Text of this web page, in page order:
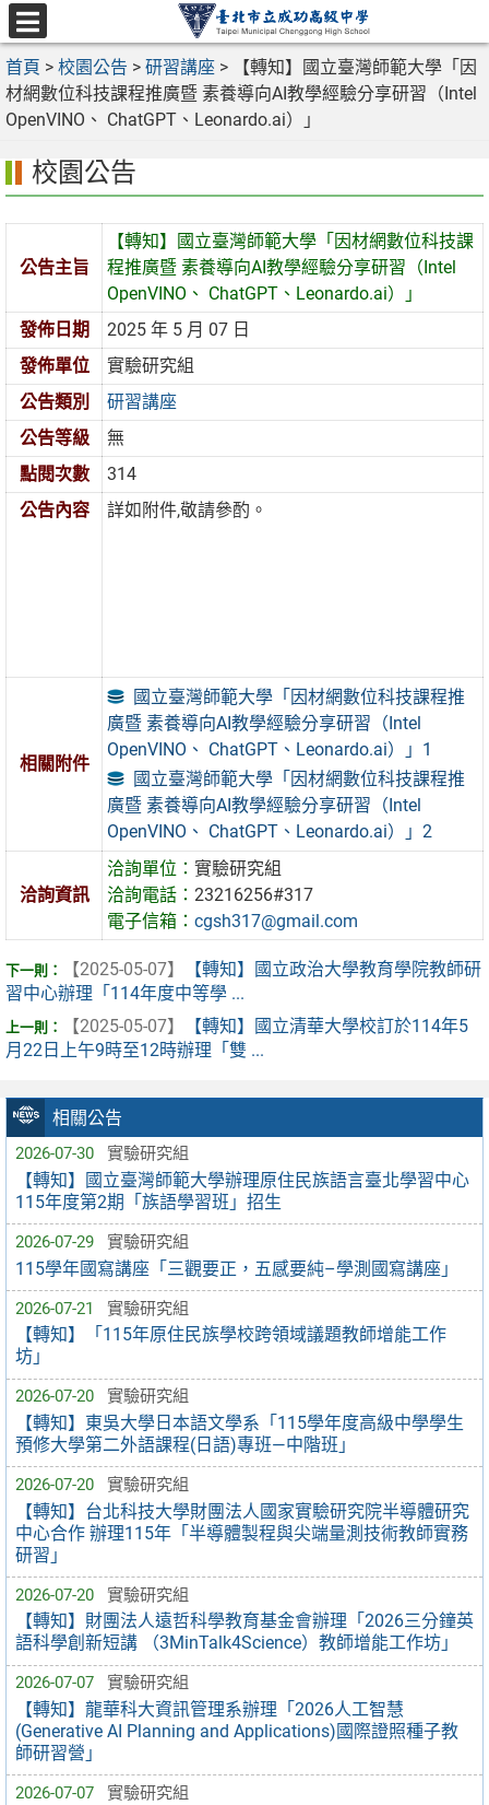
跳
至
主
要
內
選
單
首頁 > 校園公告 > 研習講座 >
【轉知】國立臺灣師範大學「因
材網數位科技課程推廣暨 素養導向AI教學經驗分享研習（Intel
OpenVINO、 ChatGPT、Leonardo.ai）」
相關公告
2026-07-30 實驗研究組
【轉知】國立臺灣師範大學辦理原住民族語言臺北學習中心
115年度第2期「族語學習班」招生
2026-07-29 實驗研究組
115學年國寫講座「三觀要正，五感要純–學測國寫講座」
2026-07-21 實驗研究組
【轉知】「115年原住民族學校跨領域議題教師增能工作
坊」
2026-07-20 實驗研究組
【轉知】東吳大學日本語文學系「115學年度高級中學學生
預修大學第二外語課程(日語)專班—中階班」
2026-07-20 實驗研究組
【轉知】台北科技大學財團法人國家實驗研究院半導體研究
中心合作 辦理115年「半導體製程與尖端量測技術教師實務
研習」
2026-07-20 實驗研究組
【轉知】財團法人遠哲科學教育基金會辦理「2026三分鐘英
語科學創新短講 （3MinTalk4Science）教師增能工作坊」
2026-07-07 實驗研究組
【轉知】龍華科大資訊管理系辦理「2026人工智慧
(Generative AI Planning and Applications)國際證照種子教
師研習營」
2026-07-07 實驗研究組
校園公告
公告主旨
【轉知】國立臺灣師範大學「因材網數位科技課
程推廣暨 素養導向AI教學經驗分享研習（Intel
OpenVINO、 ChatGPT、Leonardo.ai）」
發佈日期
2025 年 5 月 07 日
發佈單位
實驗研究組
公告類別
研習講座
公告等級
無
點閱次數
314
公告內容
詳如附件,敬請參酌。
相關附件
國立臺灣師範大學「因材網數位科技課程推
廣暨 素養導向AI教學經驗分享研習（Intel
OpenVINO、 ChatGPT、Leonardo.ai）」1
國立臺灣師範大學「因材網數位科技課程推
廣暨 素養導向AI教學經驗分享研習（Intel
OpenVINO、 ChatGPT、Leonardo.ai）」2
洽詢資訊
洽詢單位：實驗研究組
洽詢電話：23216256#317
電子信箱：cgsh317@gmail.com
【2025-05-07】
【轉知】國立政治大學教育學院教師研
習中心辦理「114年度中等學 ...
【2025-05-07】
【轉知】國立清華大學校訂於114年5
月22日上午9時至12時辦理「雙 ...